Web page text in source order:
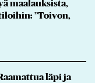
maalauksista,
”Toivon,
läpi ja